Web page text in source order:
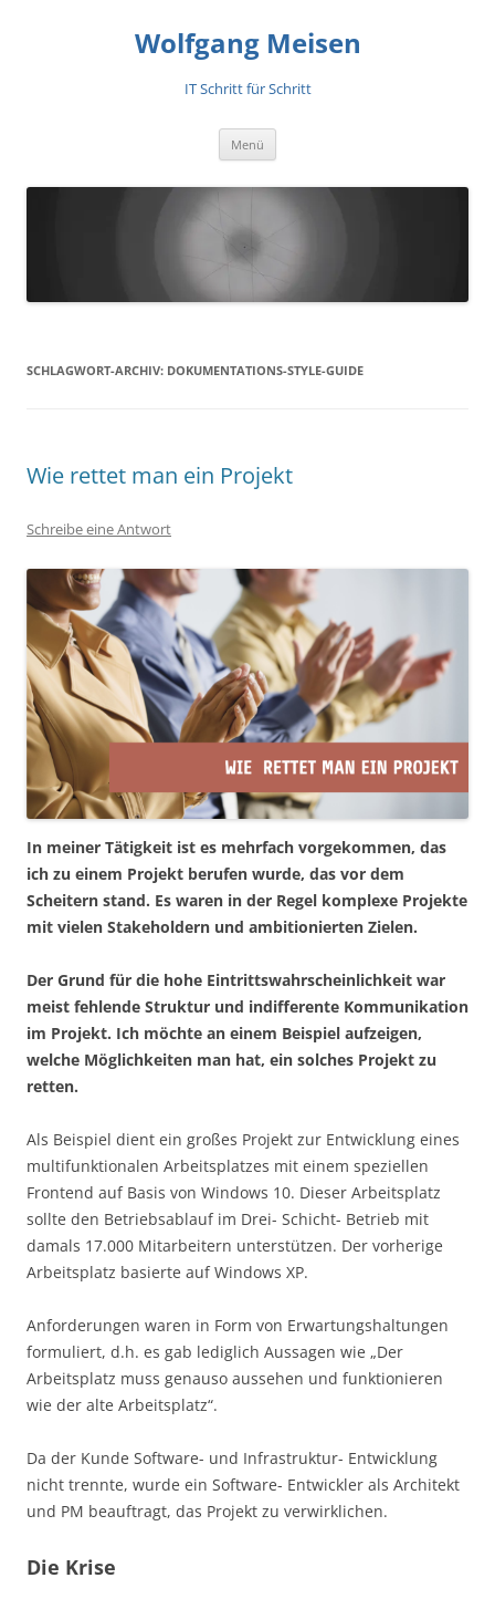
Wolfgang Meisen
IT Schritt für Schritt
Menü
SCHLAGWORT-ARCHIV: DOKUMENTATIONS-STYLE-GUIDE
Wie rettet man ein Projekt
Schreibe eine Antwort
In meiner Tätigkeit ist es mehrfach vorgekommen, das
ich zu einem Projekt berufen wurde, das vor dem
Scheitern stand. Es waren in der Regel komplexe Projekte
mit vielen Stakeholdern und ambitionierten Zielen.
Der Grund für die hohe Eintrittswahrscheinlichkeit war
meist fehlende Struktur und indifferente Kommunikation
im Projekt. Ich möchte an einem Beispiel aufzeigen,
welche Möglichkeiten man hat, ein solches Projekt zu
retten.
Als Beispiel dient ein großes Projekt zur Entwicklung eines
multifunktionalen Arbeitsplatzes mit einem speziellen
Frontend auf Basis von Windows 10. Dieser Arbeitsplatz
sollte den Betriebsablauf im Drei- Schicht- Betrieb mit
damals 17.000 Mitarbeitern unterstützen. Der vorherige
Arbeitsplatz basierte auf Windows XP.
Anforderungen waren in Form von Erwartungshaltungen
formuliert, d.h. es gab lediglich Aussagen wie „Der
Arbeitsplatz muss genauso aussehen und funktionieren
wie der alte Arbeitsplatz“.
Da der Kunde Software- und Infrastruktur- Entwicklung
nicht trennte, wurde ein Software- Entwickler als Architekt
und PM beauftragt, das Projekt zu verwirklichen.
Die Krise